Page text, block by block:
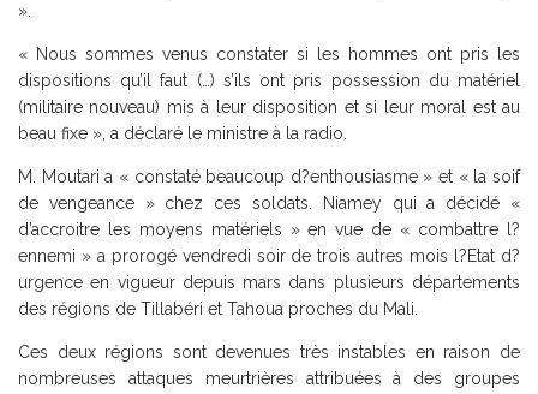
».
« Nous sommes venus constater si les hommes ont pris les
dispositions qu’il faut (…) s’ils ont pris possession du matériel
(militaire nouveau) mis à leur disposition et si leur moral est au
beau fixe », a déclaré le ministre à la radio.
M. Moutari a « constaté beaucoup d?enthousiasme » et « la soif
de vengeance » chez ces soldats. Niamey qui a décidé «
d’accroitre les moyens matériels » en vue de « combattre l?
ennemi » a prorogé vendredi soir de trois autres mois l?Etat d?
urgence en vigueur depuis mars dans plusieurs départements
des régions de Tillabéri et Tahoua proches du Mali.
Ces deux régions sont devenues très instables en raison de
nombreuses attaques meurtrières attribuées à des groupes